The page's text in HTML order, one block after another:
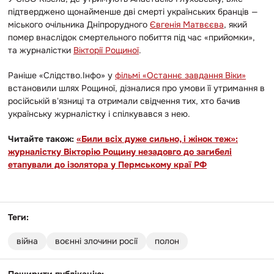
підтверджено щонайменше дві смерті українських бранців —
міського очільника Дніпрорудного Євгенія Матвєєва, який
помер внаслідок смертельного побиття під час «прийомки»,
та журналістки Вікторії Рощиної.
Раніше «Слідство.Інфо» у фільмі «Останнє завдання Віки»
встановили шлях Рощиної, дізналися про умови її утримання в
російській вʼязниці та отримали свідчення тих, хто бачив
українську журналістку і спілкувався з нею.
Читайте також: «Били всіх дуже сильно, і жінок теж»:
журналістку Вікторію Рощину незадовго до загибелі
етапували до ізолятора у Пермському краї РФ
Теги:
війна воєнні злочини росії полон